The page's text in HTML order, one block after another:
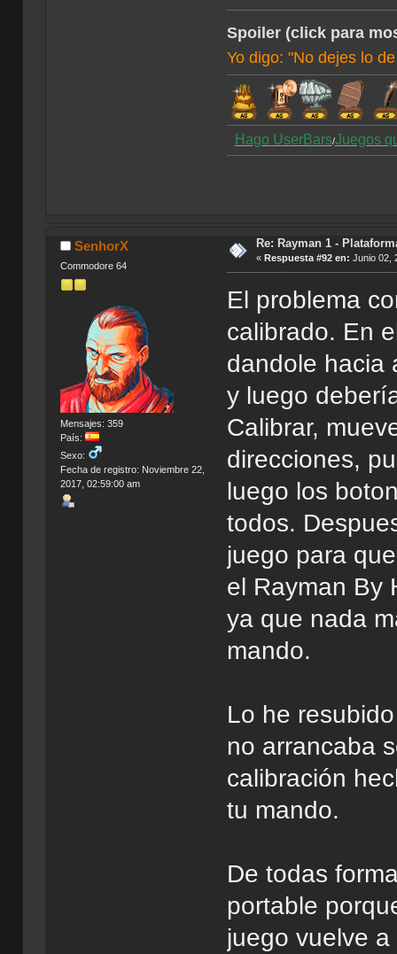
Spoiler (click para
Yo digo: "No dejes lo
Hago UserBars/Juegos
SenhorX
Commodore 64
Mensajes: 359
País:
Sexo:
Fecha de registro: Noviembre 22,
2017, 02:59:00 am
Re: Rayman 1 -
« Respuesta #92 en: Junio 02,
El problema
calibrado. En
dandole hacia
y luego
Calibrar,
direcciones,
luego los
todos.
juego para
el Rayman By
ya que nada
mando.
Lo he
no arrancaba
calibración
tu mando.
De todas
portable
juego vuelve